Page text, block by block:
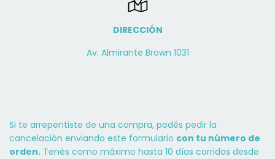
DIRECCIÓN
Av. Almirante Brown 1031
Si te arrepentiste de una compra, podés pedir la
cancelación enviando este formulario con tu número de
orden. Tenés como máximo hasta 10 días corridos desde